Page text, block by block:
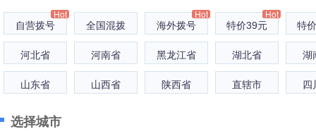
zq..01评价:服务器稳定将快
速。已经用一年了
自营拨号
Hot
全国混拨 海外拨号
Hot
特价39元
Hot
特
河北省 河南省 黑龙江省 湖北省 湖
山东省 山西省 陕西省 直辖市 四
选择城市